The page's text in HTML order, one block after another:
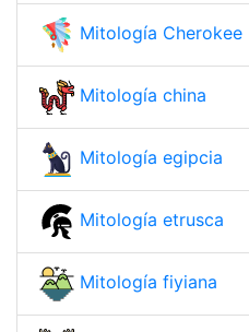
Mitología Cherokee
Mitología china
Mitología egipcia
Mitología etrusca
Mitología fiyiana